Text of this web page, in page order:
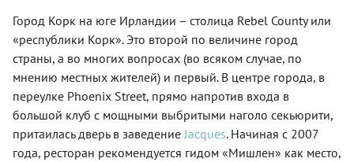
Город Корк на юге Ирландии – столица Rebel County или
«республики Корк». Это второй по величине город
страны, а во многих вопросах (во всяком случае, по
мнению местных жителей) и первый. В центре города, в
переулке Phoenix Street, прямо напротив входа в
большой клуб с мощными выбритыми наголо секьюрити,
притаилась дверь в заведение Jacques. Начиная с 2007
года, ресторан рекомендуется гидом «Мишлен» как место,